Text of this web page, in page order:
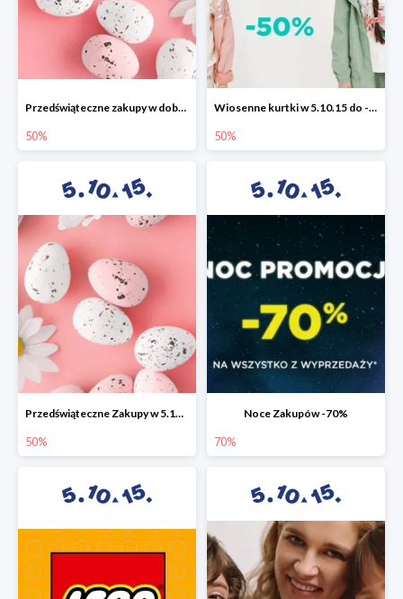
Przedświąteczne zakupy w dobrym stylu -50%
50%
Wiosenne kurtki w 5.10.15 do -50%
50%
Przedświąteczne Zakupy w 5.10.15 do -50%
50%
Noce Zakupów -70%
70%